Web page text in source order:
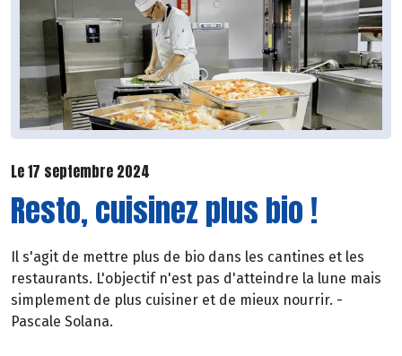
Le 17 septembre 2024
Resto, cuisinez plus bio !
Il s'agit de mettre plus de bio dans les cantines et les
restaurants. L'objectif n'est pas d'atteindre la lune mais
simplement de plus cuisiner et de mieux nourrir. -
Pascale Solana.